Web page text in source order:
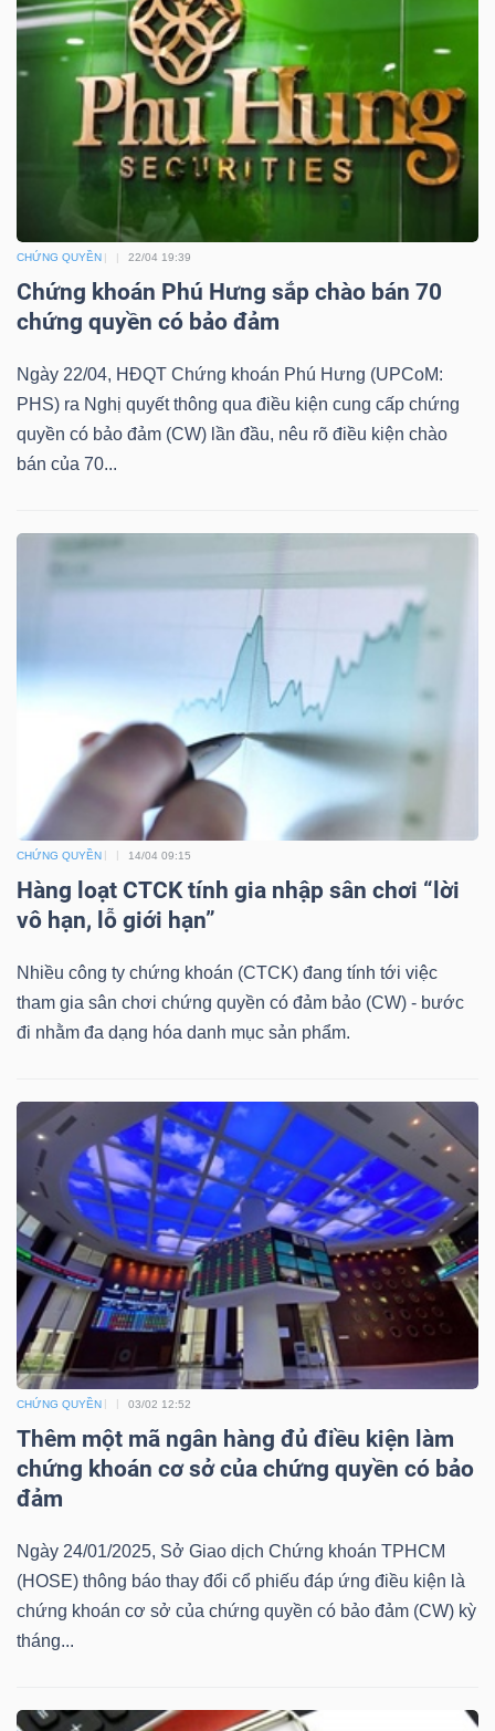
CHỨNG QUYỀN 22/04 19:39
Chứng khoán Phú Hưng sắp chào bán 70
chứng quyền có bảo đảm
Ngày 22/04, HĐQT Chứng khoán Phú Hưng (UPCoM:
PHS) ra Nghị quyết thông qua điều kiện cung cấp chứng
quyền có bảo đảm (CW) lần đầu, nêu rõ điều kiện chào
bán của 70...
CHỨNG QUYỀN 14/04 09:15
Hàng loạt CTCK tính gia nhập sân chơi “lời
vô hạn, lỗ giới hạn”
Nhiều công ty chứng khoán (CTCK) đang tính tới việc
tham gia sân chơi chứng quyền có đảm bảo (CW) - bước
đi nhằm đa dạng hóa danh mục sản phẩm.
CHỨNG QUYỀN 03/02 12:52
Thêm một mã ngân hàng đủ điều kiện làm
chứng khoán cơ sở của chứng quyền có bảo
đảm
Ngày 24/01/2025, Sở Giao dịch Chứng khoán TPHCM
(HOSE) thông báo thay đổi cổ phiếu đáp ứng điều kiện là
chứng khoán cơ sở của chứng quyền có bảo đảm (CW) kỳ
tháng...
YẾU
TIÊU
CHĂM
SÓC
SỨC
KHỎE
CÔNG
NGHỆ
TIN
DỊCH
VỤ
TIỆN
ÍCH
BẤT
SẢN
chứng
khoán
(-)
Tất cả
Lãnh